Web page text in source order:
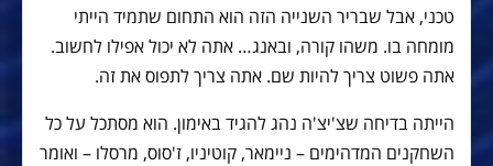
טכני, אבל שבריר השנייה הזה הוא התחום שתמיד הייתי
מומחה בו. משהו קורה, ובאנג… אתה לא יכול אפילו לחשוב.
אתה פשוט צריך להיות שם. אתה צריך לתפוס את זה.
הייתה בדיחה שצ'יצ'ה נהג להגיד באימון. הוא מסתכל על כל
השחקנים המדהימים – ניימאר, קוטיניו, ז'סוס, מרסלו – ואומר